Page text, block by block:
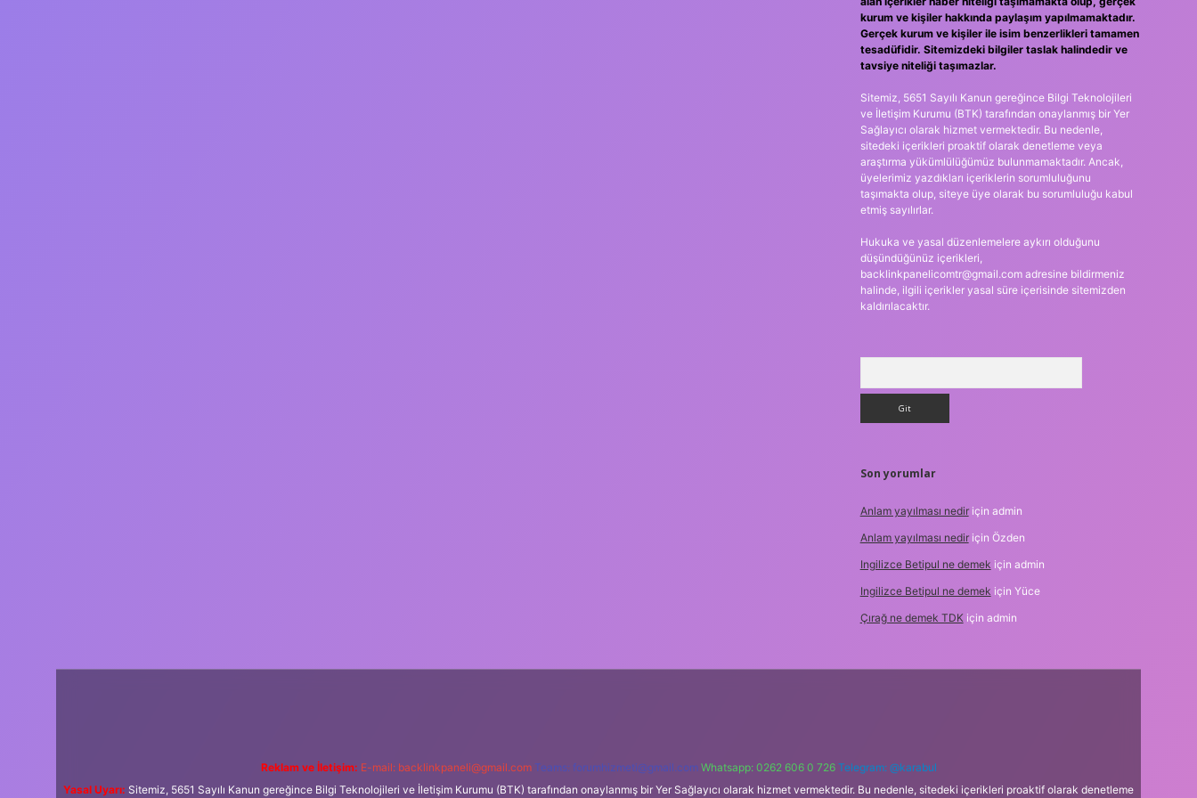
kurum ve kişiler hakkında paylaşım yapılmamaktadır.
Gerçek kurum ve kişiler ile isim benzerlikleri tamamen
tesadüfidir. Sitemizdeki bilgiler taslak halindedir ve
tavsiye niteliği taşımazlar.
Sitemiz, 5651 Sayılı Kanun gereğince Bilgi Teknolojileri
ve İletişim Kurumu (BTK) tarafından onaylanmış bir Yer
Sağlayıcı olarak hizmet vermektedir. Bu nedenle,
sitedeki içerikleri proaktif olarak denetleme veya
araştırma yükümlülüğümüz bulunmamaktadır. Ancak,
üyelerimiz yazdıkları içeriklerin sorumluluğunu
taşımakta olup, siteye üye olarak bu sorumluluğu kabul
etmiş sayılırlar.
Hukuka ve yasal düzenlemelere aykırı olduğunu
düşündüğünüz içerikleri,
backlinkpanelicomtr@gmail.comadresine bildirmeniz
halinde, ilgili içerikler yasal süre içerisinde sitemizden
kaldırılacaktır.
Son yorumlar
Anlam yayılması nediriçin admin
Anlam yayılması nediriçin Özden
Ingilizce Betipul ne demek için admin
Ingilizce Betipul ne demek için Yüce
Çırağ ne demek TDKiçin admin
Reklam ve İletişim: E-mail: backlinkpaneli@gmail.com Teams: forumhizmeti@gmail.com Whatsapp: 0262 606 0 726 Telegram: @karabul
Yasal Uyarı: Sitemiz, 5651 Sayılı Kanun gereğince Bilgi Teknolojileri ve İletişim Kurumu (BTK) tarafından onaylanmış bir Yer Sağlayıcı olarak hizmet vermektedir. Bu nedenle, sitedeki içerikleri proaktif olarak denetleme